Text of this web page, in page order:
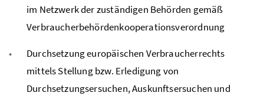
im Netzwerk der zuständigen Behörden gemäß
Verbraucherbehördenkooperationsverordnung
Durchsetzung europäischen Verbraucherrechts
mittels Stellung bzw. Erledigung von
Durchsetzungsersuchen, Auskunftsersuchen und